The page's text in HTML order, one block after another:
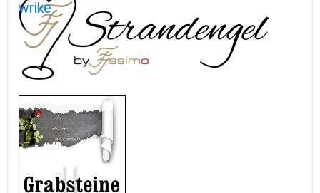
wrike